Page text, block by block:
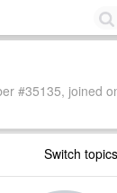
#35135, joined
Switch